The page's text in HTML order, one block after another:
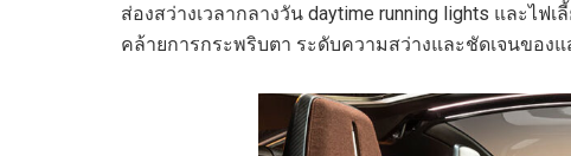
ส่องสว่างเวลากลางวัน daytime running lights และไ
คล้ายการกระพริบตา ระดับความสว่างและชัดเจนขอ